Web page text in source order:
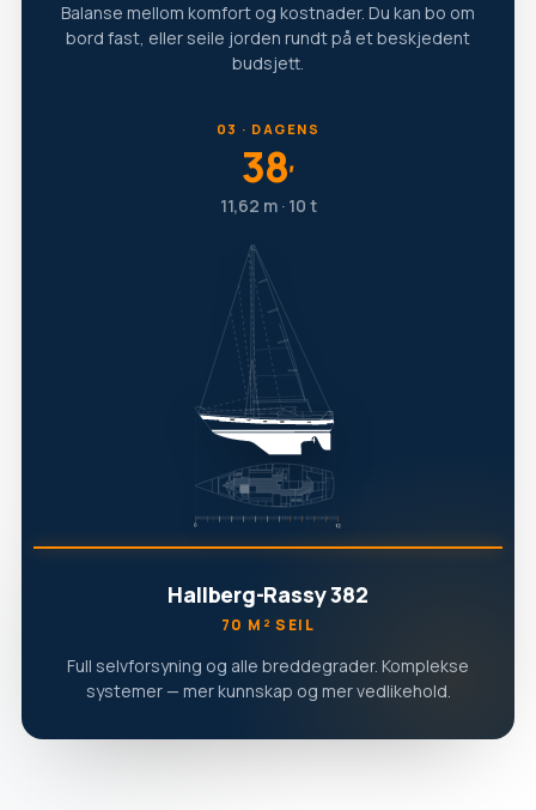
Balanse mellom komfort og kostnader. Du kan bo om
bord fast, eller seile jorden rundt på et beskjedent
budsjett.
03 · DAGENS
38′
11,62 m · 10 t
Hallberg-Rassy 382
70 M² SEIL
Full selvforsyning og alle breddegrader. Komplekse
systemer — mer kunnskap og mer vedlikehold.